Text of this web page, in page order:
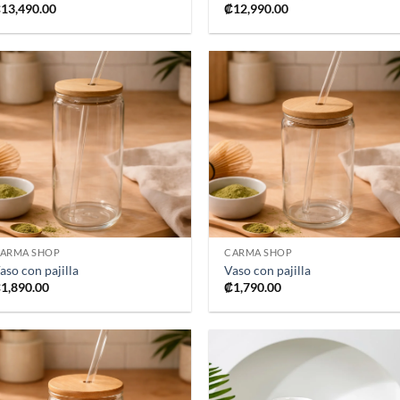
13,490.00
₡12,990.00
Añadir
lista de
deseos
SHOP
con pajilla
1,890.00
lista
+
CARMA SHOP
Vaso con pajilla
₡1,790.00
Añadir
a